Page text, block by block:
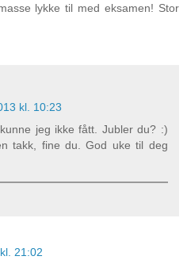
lykke til med eksamen! Stor
kl. 10:23
jeg ikke fått. Jubler du? :)
takk, fine du. God uke til deg
21:02